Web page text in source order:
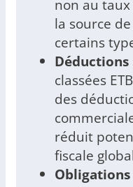
non au
la source
certains
Déductions
classées
des
réduit
fiscale